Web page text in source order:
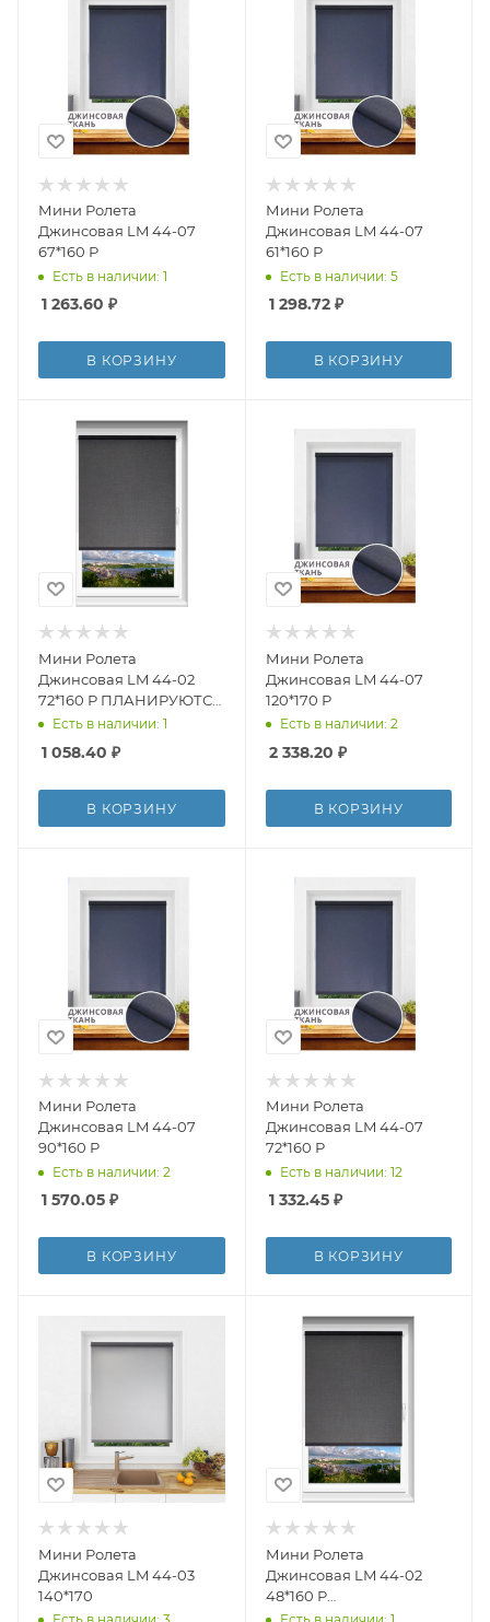
Мини Ролета
Джинсовая LM 44-07
67*160 Р
Есть в наличии: 1
1 263.60 ₽
В КОРЗИНУ
Мини Ролета
Джинсовая LM 44-07
61*160 Р
Есть в наличии: 5
1 298.72₽
В КОРЗИНУ
Мини Ролета
Джинсовая LM 44-02
72*160 Р ПЛАНИРУЮТСЯ
К ВЫВОДУ
Есть в наличии: 1
1 058.40 ₽
В КОРЗИНУ
Мини Ролета
Джинсовая LM 44-07
120*170 Р
Есть в наличии: 2
2 338.20 ₽
В КОРЗИНУ
Мини Ролета
Джинсовая LM 44-07
90*160 Р
Есть в наличии: 2
1 570.05 ₽
В КОРЗИНУ
Мини Ролета
Джинсовая LM 44-07
72*160 Р
Есть в наличии: 12
1 332.45₽
В КОРЗИНУ
Мини Ролета
Джинсовая LM 44-03
140*170
Мини Ролета
Джинсовая LM 44-02
48*160 Р
ПЛАНИРУЮТСЯ К